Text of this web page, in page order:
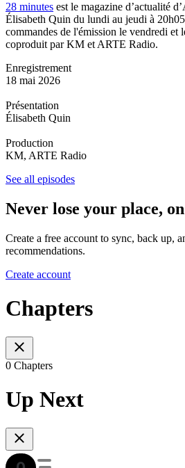
28 minutes est le magazine d’actualité
Élisabeth Quin du lundi au jeudi à
commandes de l'émission le vendredi et
coproduit par KM et ARTE Radio.
Enregistrement
18 mai 2026
Présentation
Élisabeth Quin
Production
KM, ARTE Radio
See all episodes
Never lose your place,
Create a free account to sync, back up,
recommendations.
Create account
Chapters
0 Chapters
Up Next